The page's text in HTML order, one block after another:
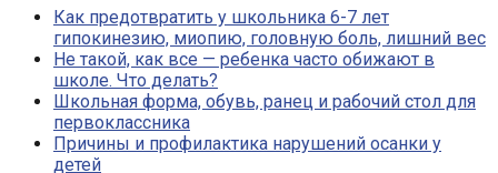
Как предотвратить у школьника 6-7 лет
гипокинезию, миопию, головную боль, лишний вес
Не такой, как все — ребенка часто обижают в
школе. Что делать?
Школьная форма, обувь, ранец и рабочий стол для
первоклассника
Причины и профилактика нарушений осанки у
детей